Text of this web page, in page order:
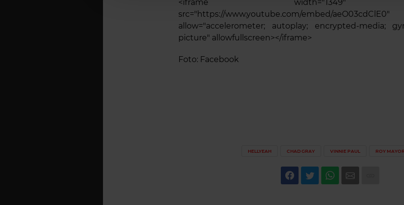
<iframe width="1349"
src="https://www.youtube.com/embed/
allow="accelerometer; autoplay; encrypted-media;
picture" allowfullscreen></iframe>
Foto: Facebook
HELLYEAH CHAD GRAY VINNIE PAUL ROY